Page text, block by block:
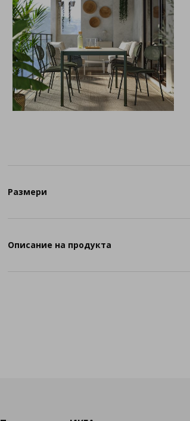
Размери
Описание на продукта